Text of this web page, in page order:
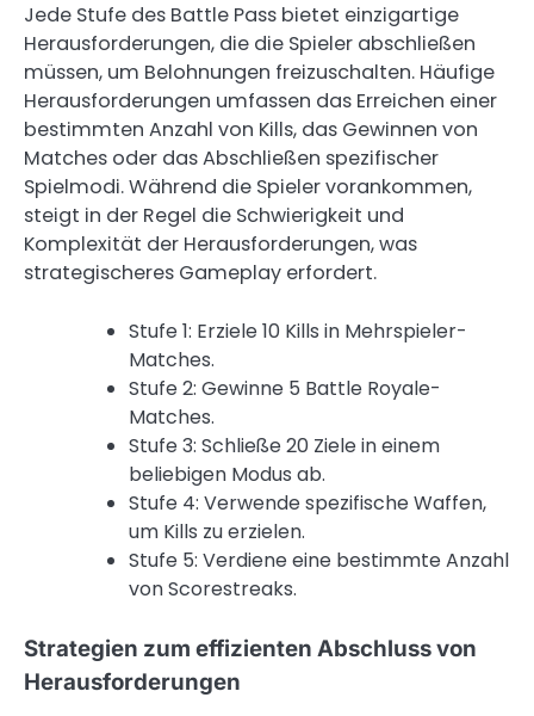
Jede Stufe des Battle Pass bietet einzigartige
Herausforderungen, die die Spieler abschließen
müssen, um Belohnungen freizuschalten. Häufige
Herausforderungen umfassen das Erreichen einer
bestimmten Anzahl von Kills, das Gewinnen von
Matches oder das Abschließen spezifischer
Spielmodi. Während die Spieler vorankommen,
steigt in der Regel die Schwierigkeit und
Komplexität der Herausforderungen, was
strategischeres Gameplay erfordert.
Stufe 1: Erziele 10 Kills in Mehrspieler-
Matches.
Stufe 2: Gewinne 5 Battle Royale-
Matches.
Stufe 3: Schließe 20 Ziele in einem
beliebigen Modus ab.
Stufe 4: Verwende spezifische Waffen,
um Kills zu erzielen.
Stufe 5: Verdiene eine bestimmte Anzahl
von Scorestreaks.
Strategien zum effizienten Abschluss von
Herausforderungen